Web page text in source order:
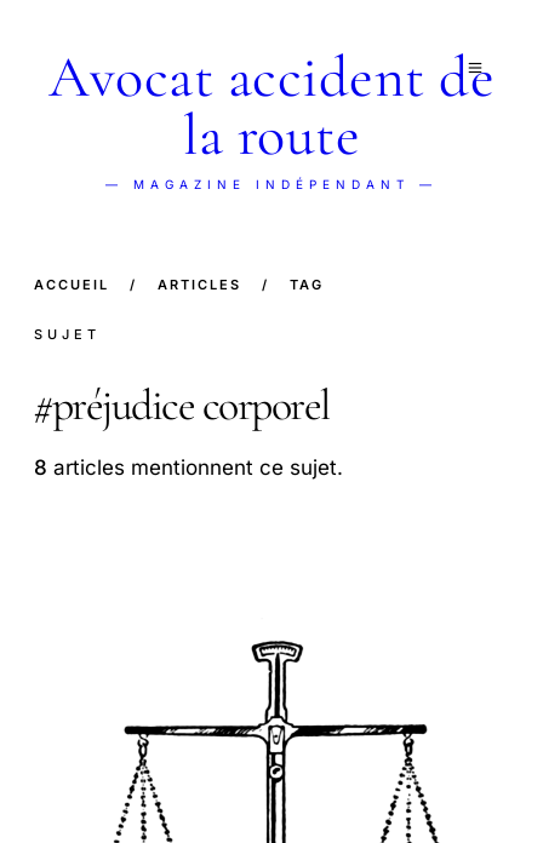
Avocat accident de
la route
— MAGAZINE INDÉPENDANT —
ACCUEIL / ARTICLES / TAG
SUJET
#préjudice corporel
8 articles mentionnent ce sujet.